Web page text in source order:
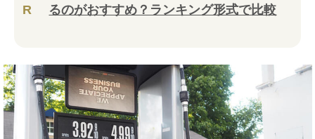
R
るのがおすすめ？ランキング形式で比較